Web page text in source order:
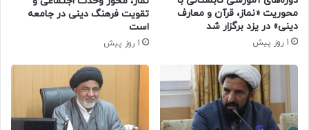
محوریت «نماز، قرآن و معارف
دینی» در یزد برگزار شد
1 روز پیش
تقویت فرهنگ دینی در جامعه
است
1 روز پیش